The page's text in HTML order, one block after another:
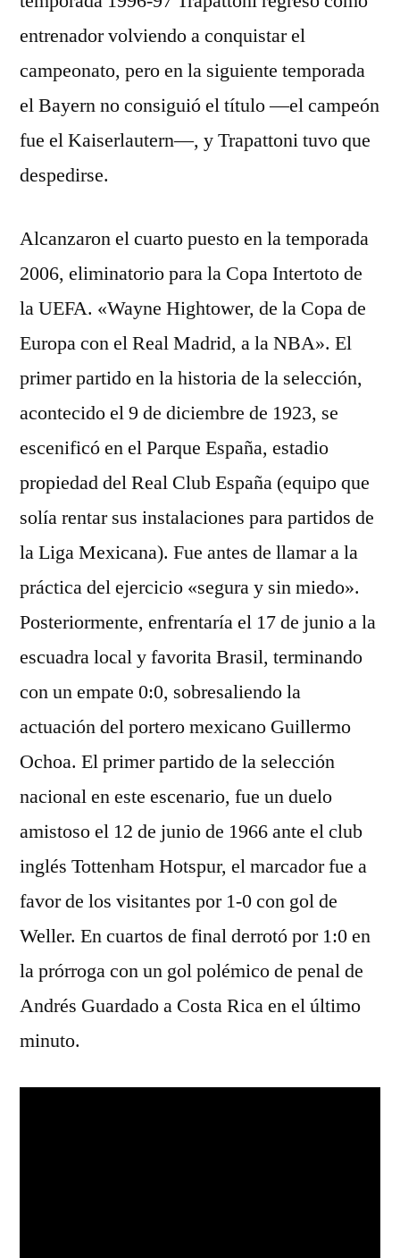
entrenador volviendo a conquistar el
campeonato, pero en la siguiente temporada
el Bayern no consiguió el título —el campeón
fue el Kaiserlautern—, y Trapattoni tuvo que
despedirse.
Alcanzaron el cuarto puesto en la temporada
2006, eliminatorio para la Copa Intertoto de
la UEFA. «Wayne Hightower, de la Copa de
Europa con el Real Madrid, a la NBA». El
primer partido en la historia de la selección,
acontecido el 9 de diciembre de 1923, se
escenificó en el Parque España, estadio
propiedad del Real Club España (equipo que
solía rentar sus instalaciones para partidos de
la Liga Mexicana). Fue antes de llamar a la
práctica del ejercicio «segura y sin miedo».
Posteriormente, enfrentaría el 17 de junio a la
escuadra local y favorita Brasil, terminando
con un empate 0:0, sobresaliendo la
actuación del portero mexicano Guillermo
Ochoa. El primer partido de la selección
nacional en este escenario, fue un duelo
amistoso el 12 de junio de 1966 ante el club
inglés Tottenham Hotspur, el marcador fue a
favor de los visitantes por 1-0 con gol de
Weller. En cuartos de final derrotó por 1:0 en
la prórroga con un gol polémico de penal de
Andrés Guardado a Costa Rica en el último
minuto.